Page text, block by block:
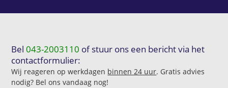
Bel043-2003110 of stuur ons een bericht via het
contactformulier:
Wij reageren op werkdagen binnen 24 uur. Gratis advies
nodig? Bel ons vandaag nog!